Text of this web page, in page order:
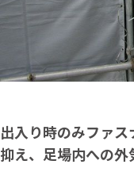
出入り時のみファ
抑え、足場内への